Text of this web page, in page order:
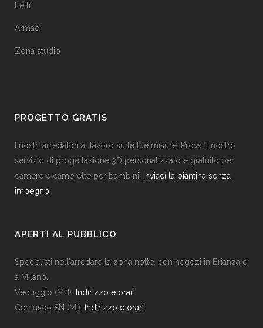
Letti
Armadi
Zona studio
PROGETTO GRATIS
I nostri arredatori al lavoro sulle tue misure. Prova il nostro
servizio di progettazione 3D personalizzato e gratuito per
camere e camerette per bambini.
Inviaci la piantina senza
impegno
APERTI AL PUBBLICO
Specialisti nell'arredare la zona notte, con negozi in Brianza e
a Milano.
Veduggio (MB): Indirizzo e orari
Cernusco SN (MI): Indirizzo e orari